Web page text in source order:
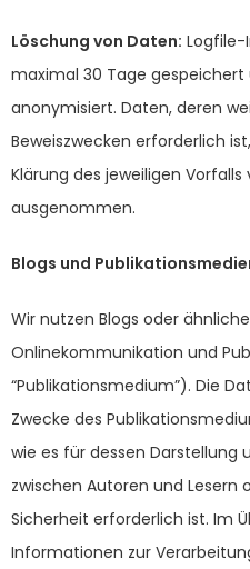
Löschung von Daten:
maximal 30 Tage
anonymisiert. Daten, deren
Beweiszwecken erforderlich
Klärung des jeweiligen Vorfalls
ausgenommen.
Blogs und
Wir nutzen Blogs oder
Onlinekommunikation und
“Publikationsmedium”). Die
Zwecke des
wie es für dessen Darstellung
zwischen Autoren und Lesern
Sicherheit erforderlich ist. Im
Informationen zur